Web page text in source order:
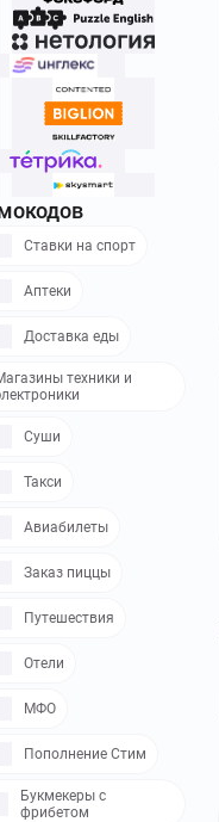
Ставки на спорт
Аптеки
Доставка еды
техники и
Суши
Такси
Авиабилеты
Заказ пиццы
Путешествия
Отели
МФО
Пополнение Стим
Букмекеры с
фрибетом